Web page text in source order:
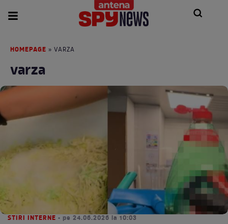
HOMEPAGE » VARZA
varza
STIRI INTERNE • pe 24.06.2026 la 10:03